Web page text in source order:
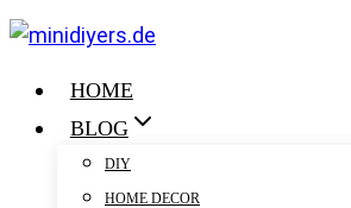
Zum
springenHOME
BLOG
DIY
HOME DECOR